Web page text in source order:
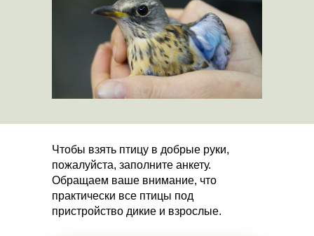
Чтобы взять птицу в добрые руки,
пожалуйста, заполните анкету.
Обращаем ваше внимание, что
практически все птицы под
пристройство дикие и взрослые.